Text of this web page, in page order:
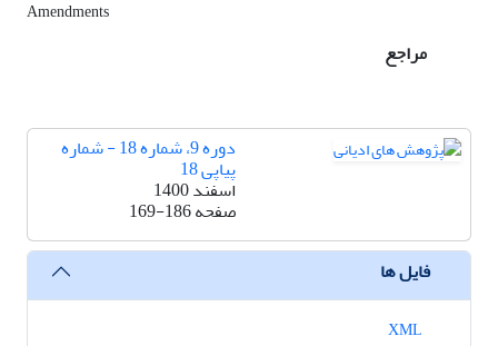
Amendments
مراجع
دوره 9، شماره 18 - شماره
پیاپی 18
اسفند 1400
صفحه169-186
فایل ها